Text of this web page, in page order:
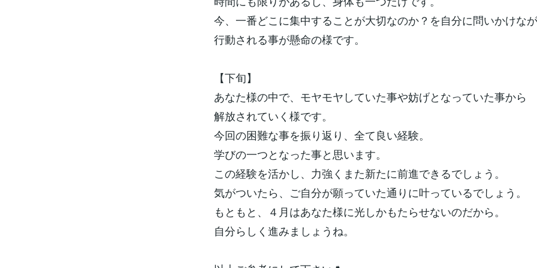
今、一番どこに集中することが大切なのか？を自分に問いかけな
行動される事が懸命の様です。
【下旬】
あなた様の中で、モヤモヤしていた事や妨げとなっていた事から
解放されていく様です。
今回の困難な事を振り返り、全て良い経験。
学びの一つとなった事と思います。
この経験を活かし、力強くまた新たに前進できるでしょう。
気がついたら、ご自分が願っていた通りに叶っているでしょう。
もともと、４月はあなた様に光しかもたらせないのだから。
自分らしく進みましょうね。